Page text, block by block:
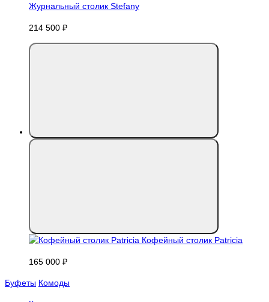
Журнальный столик Stefany
214 500 ₽
Кофейный столик Patricia
165 000 ₽
Буфеты Комоды